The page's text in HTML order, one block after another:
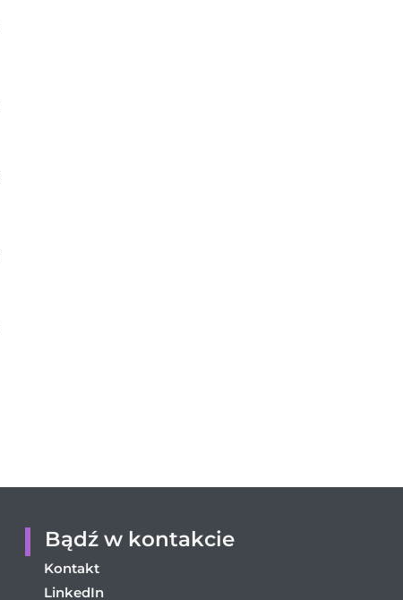
Bądź w kontakcie
Kontakt
LinkedIn